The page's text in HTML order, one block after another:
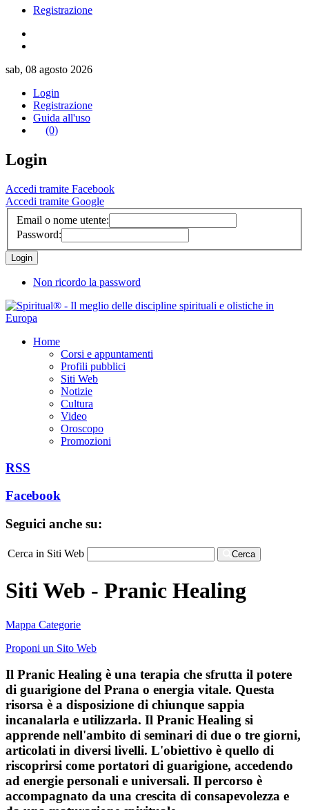
Registrazione
sab, 08 agosto 2026
Login
Registrazione
Guida all'uso
(0)
Login
Accedi tramite Facebook
Accedi tramite Google
Email o nome utente:
Password:
Non ricordo la password
Home
Corsi e appuntamenti
Profili pubblici
Siti Web
Notizie
Cultura
Video
Oroscopo
Promozioni
RSS
Facebook
Seguici anche su:
Cerca in Siti Web Cerca
Siti Web - Pranic Healing
Mappa Categorie
Proponi un Sito Web
Il Pranic Healing è una terapia che sfrutta il potere
di guarigione del Prana o energia vitale. Questa
risorsa è a disposizione di chiunque sappia
incanalarla e utilizzarla. Il Pranic Healing si
apprende nell'ambito di seminari di due o tre giorni,
articolati in diversi livelli. L'obiettivo è quello di
riscoprirsi come portatori di guarigione, accedendo
ad energie personali e universali. Il percorso è
accompagnato da una crescita di consapevolezza e